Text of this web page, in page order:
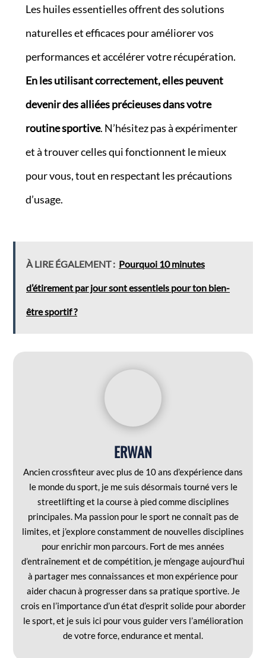
Les huiles essentielles offrent des solutions
naturelles et efficaces pour améliorer vos
performances et accélérer votre récupération.
En les utilisant correctement, elles peuvent
devenir des alliées précieuses dans votre
routine sportive. N’hésitez pas à expérimenter
et à trouver celles qui fonctionnent le mieux
pour vous, tout en respectant les précautions
d’usage.
À LIRE ÉGALEMENT : Pourquoi 10 minutes
d’étirement par jour sont essentiels pour ton bien-
être sportif ?
ERWAN
Ancien crossfiteur avec plus de 10 ans d’expérience dans
le monde du sport, je me suis désormais tourné vers le
streetlifting et la course à pied comme disciplines
principales. Ma passion pour le sport ne connaît pas de
limites, et j’explore constamment de nouvelles disciplines
pour enrichir mon parcours. Fort de mes années
d’entraînement et de compétition, je m’engage aujourd’hui
à partager mes connaissances et mon expérience pour
aider chacun à progresser dans sa pratique sportive. Je
crois en l’importance d’un état d’esprit solide pour aborder
le sport, et je suis ici pour vous guider vers l’amélioration
de votre force, endurance et mental.